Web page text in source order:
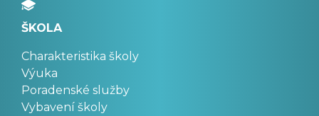
ŠKOLA
Charakteristika školy
Výuka
Poradenské služby
Vybavení školy